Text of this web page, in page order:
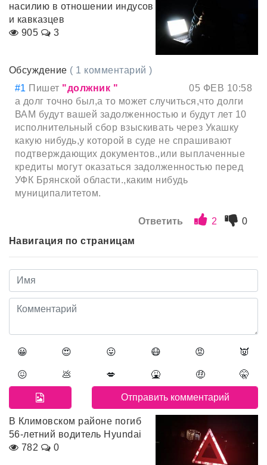
насилию в отношении индусов
и кавказцев
905
3
Обсуждение ( 1 комментарий )
#1 Пишет "должник "
05 ФЕВ 10:58
а долг точно был,а то может случиться,что долги
ВАМ будут вашей задолженностью и будут лет 10
исполнительный сбор взыскивать через Укашку
какую нибудь,у которой в суде не спрашивают
подтверждающих документов.,или выплаченные
кредиты могут оказаться задолженностью перед
УФК Брянской области.,каким нибудь
муниципалитетом.
Ответить 2
0
Навигация по страницам
😀 😍 😛 😷 😡 👿
😖 💩 💋 🤮 🤑 🤫
В Климовском районе погиб
56-летний водитель Hyundai
782
0